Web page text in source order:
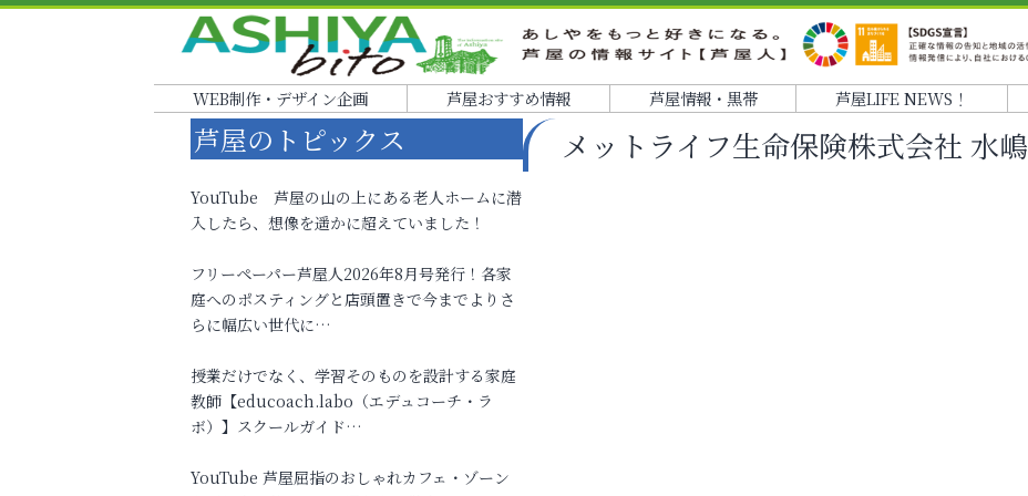
WEB制作・デザイン企画 芦屋おすすめ情報 芦屋情報・黒帯 芦屋LIFE NEWS！
メットライフ生命保険株式会社 水嶋
芦屋のトピックス
YouTube 芦屋の山の上にある老人ホームに潜
入したら、想像を遥かに超えていました！
フリーペーパー芦屋人2026年8月号発行！各家
庭へのポスティングと店頭置きで今までよりさ
らに幅広い世代に…
授業だけでなく、学習そのものを設計する家庭
教師【educoach.labo（エデュコーチ・ラ
ボ）】スクールガイド…
YouTube 芦屋屈指のおしゃれカフェ・ゾーン